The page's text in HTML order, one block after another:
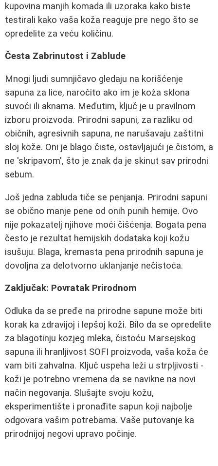
kupovina manjih komada ili uzoraka kako biste
testirali kako vaša koža reaguje pre nego što se
opredelite za veću količinu.
Česta Zabrinutost i Zablude
Mnogi ljudi sumnjičavo gledaju na korišćenje
sapuna za lice, naročito ako im je koža sklona
suvoći ili aknama. Međutim, ključ je u pravilnom
izboru proizvoda. Prirodni sapuni, za razliku od
običnih, agresivnih sapuna, ne narušavaju zaštitni
sloj kože. Oni je blago čiste, ostavljajući je čistom, a
ne 'skripavom', što je znak da je skinut sav prirodni
sebum.
Još jedna zabluda tiče se penjanja. Prirodni sapuni
se obično manje pene od onih punih hemije. Ovo
nije pokazatelj njihove moći čišćenja. Bogata pena
često je rezultat hemijskih dodataka koji kožu
isušuju. Blaga, kremasta pena prirodnih sapuna je
dovoljna za delotvorno uklanjanje nečistoća.
Zaključak: Povratak Prirodnom
Odluka da se pređe na prirodne sapune može biti
korak ka zdravijoj i lepšoj koži. Bilo da se opredelite
za blagotinju kozjeg mleka, čistoću Marsejskog
sapuna ili hranljivost SOFI proizvoda, vaša koža će
vam biti zahvalna. Ključ uspeha leži u strpljivosti -
koži je potrebno vremena da se navikne na novi
način negovanja. Slušajte svoju kožu,
eksperimentište i pronađite sapun koji najbolje
odgovara vašim potrebama. Vaše putovanje ka
prirodnijoj negovi upravo počinje.